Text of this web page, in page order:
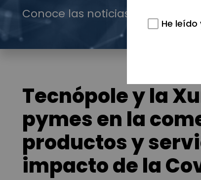
Conoce las noticias más
Tecnópole y la
pymes en la
productos y
impacto de la
He